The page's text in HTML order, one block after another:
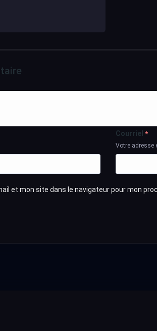
Courriel *
Votre adresse
et mon site dans le navigateur pour mon